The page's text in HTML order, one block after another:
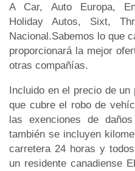
A Car, Auto Europa,
Holiday Autos, Sixt,
Nacional.Sabemos lo que
proporcionará la mejor
otras compañías.
Incluido en el precio de un
que cubre el robo de
las exenciones de
también se incluyen
carretera 24 horas y
un residente canadiense